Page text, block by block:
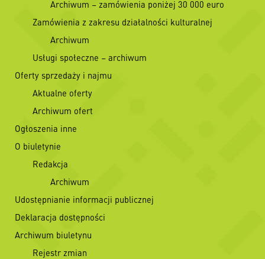
Archiwum – zamówienia poniżej 30 000 euro
Zamówienia z zakresu działalności kulturalnej
Archiwum
Usługi społeczne – archiwum
Oferty sprzedaży i najmu
Aktualne oferty
Archiwum ofert
Ogłoszenia inne
O biuletynie
Redakcja
Archiwum
Udostępnianie informacji publicznej
Deklaracja dostępności
Archiwum biuletynu
Rejestr zmian